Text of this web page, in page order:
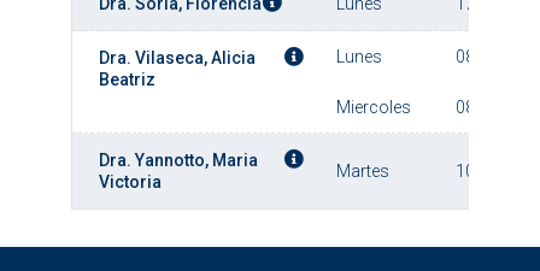
Dra. Vilaseca, Alicia
Beatriz
Lunes 08:00
Miercoles 08:00
Dra. Yannotto, Maria
Victoria
Martes 10:00